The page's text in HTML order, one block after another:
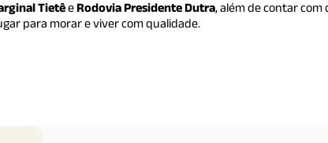
Tietêe Rodovia Presidente Dutra, além de contar
para morar e viver com qualidade.